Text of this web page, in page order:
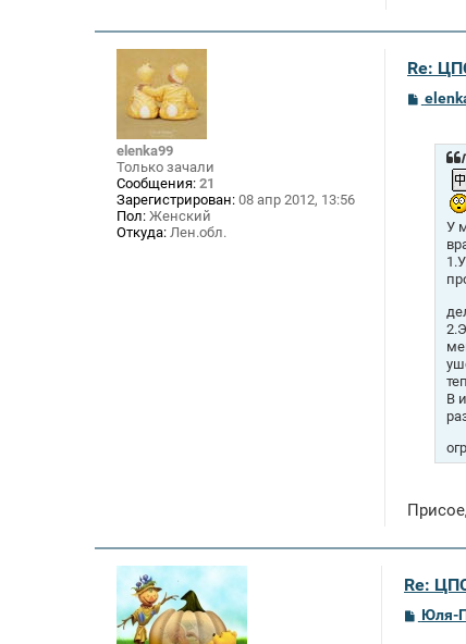
elenka99
Только зачали
Сообщения: 21
Зарегистрирован: 08 апр 2012, 13:56
Пол: Женский
Откуда: Лен.обл.
Re:
С
У
В
Re:
СЮля-